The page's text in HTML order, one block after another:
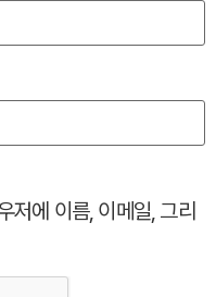
저에 이름, 이메일, 그리